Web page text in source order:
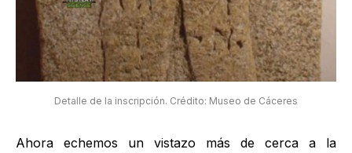
Detalle de la inscripción. Crédito: Museo de Cáceres
Ahora echemos un vistazo más de cerca a la